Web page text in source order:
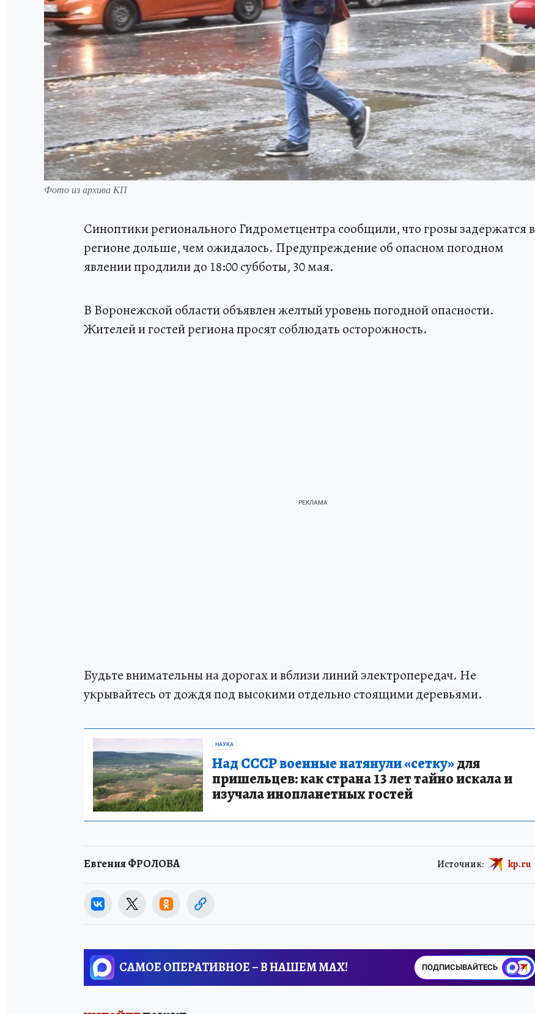
Фото из архива КП
Синоптики регионального Гидрометцентра сообщили, что грозы задержатся в
регионе дольше, чем ожидалось. Предупреждение об опасном погодном
явлении продлили до 18:00 субботы, 30 мая.
В Воронежской области объявлен желтый уровень погодной опасности.
Жителей и гостей региона просят соблюдать осторожность.
Будьте внимательны на дорогах и вблизи линий электропередач. Не
укрывайтесь от дождя под высокими отдельно стоящими деревьями.
НАУКА
Над СССР военные натянули «сетку»для
пришельцев: как страна 13 лет тайно искала и
изучала инопланетных гостей
Евгения ФРОЛОВА Источник: kp.ru
САМОЕ ОПЕРАТИВНОЕ – В НАШЕМ MAX! ПОДПИСЫВАЙТЕСЬ